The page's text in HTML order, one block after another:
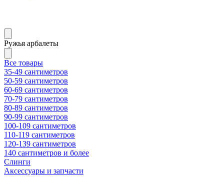
Ружья арбалеты
Все товары
35-49 сантиметров
50-59 сантиметров
60-69 сантиметров
70-79 сантиметров
80-89 сантиметров
90-99 сантиметров
100-109 сантиметров
110-119 сантиметров
120-139 сантиметров
140 сантиметров и более
Слинги
Аксессуары и запчасти